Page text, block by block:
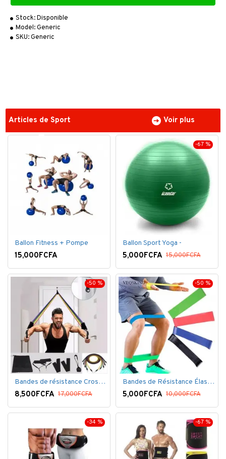
Stock:Disponible
Model:Generic
SKU:Generic
Articles de Sport Voir plus
Ballon Fitness + Pompe
15,000FCFA
-67 %
Ballon Sport Yoga -
5,000FCFA 15,000FCFA
-50 %
Bandes de résistance Crossfit pour la remise en forme - 11 pièces/ensemble - Élastique- Caoutchouc
8,500FCFA 17,000FCFA
-50 %
Bandes de Résistance Élastique Latex pour Salle de Gym, Exercice, Yoga, Pilâtes, Kinésithérapie, Rééducation
5,000FCFA 10,000FCFA
-34 % -67 %